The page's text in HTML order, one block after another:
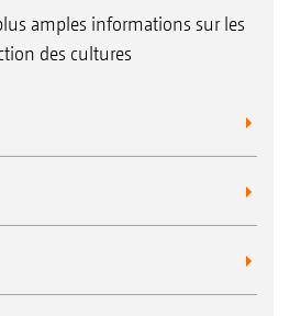
amples informations sur les
des cultures